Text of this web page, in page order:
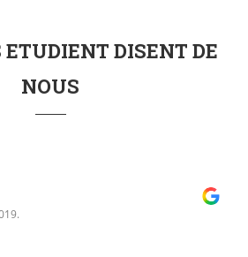
ETUDIENT DISENT DE
NOUS